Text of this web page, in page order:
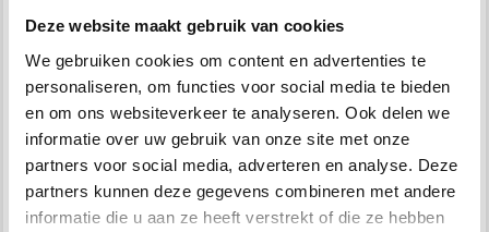
Deze website maakt gebruik van cookies
We gebruiken cookies om content en advertenties te
personaliseren, om functies voor social media te bieden
en om ons websiteverkeer te analyseren. Ook delen we
informatie over uw gebruik van onze site met onze
partners voor social media, adverteren en analyse. Deze
partners kunnen deze gegevens combineren met andere
informatie die u aan ze heeft verstrekt of die ze hebben
CISEAUX MOKA 12 X 5
CM
EUR 3.90EUR 6.50
L'offre expire le
31/08/2026
Quantité
CISEAUX OR 9 X 5 CM
EUR 3.90 EUR 6.50
31/08/2026
Quantité